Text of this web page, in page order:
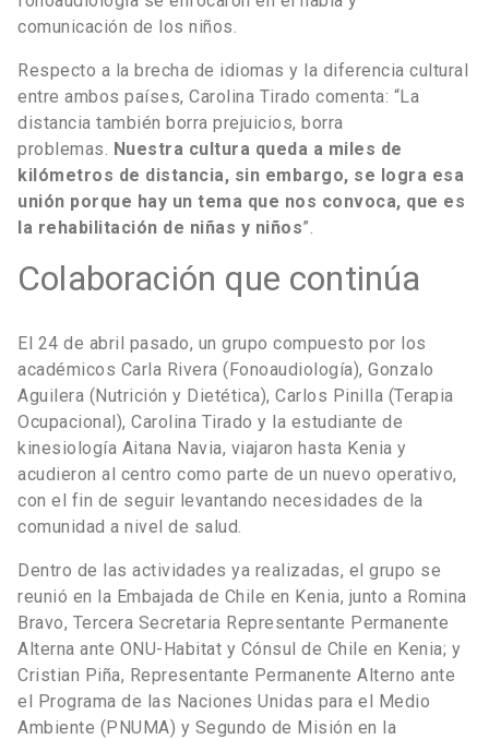
comunicación de los niños.
Respecto a la brecha de idiomas y la diferencia cultural
entre ambos países, Carolina Tirado comenta: “La
distancia también borra prejuicios, borra
problemas. Nuestra cultura queda a miles de
kilómetros de distancia, sin embargo, se logra esa
unión porque hay un tema que nos convoca, que es
la rehabilitación de niñas y niños”.
Colaboración que continúa
El 24 de abril pasado, un grupo compuesto por los
académicos Carla Rivera (Fonoaudiología), Gonzalo
Aguilera (Nutrición y Dietética), Carlos Pinilla (Terapia
Ocupacional), Carolina Tirado y la estudiante de
kinesiología Aitana Navia, viajaron hasta Kenia y
acudieron al centro como parte de un nuevo operativo,
con el fin de seguir levantando necesidades de la
comunidad a nivel de salud.
Dentro de las actividades ya realizadas, el grupo se
reunió en la Embajada de Chile en Kenia, junto a Romina
Bravo, Tercera Secretaria Representante Permanente
Alterna ante ONU-Habitat y Cónsul de Chile en Kenia; y
Cristian Piña, Representante Permanente Alterno ante
el Programa de las Naciones Unidas para el Medio
Ambiente (PNUMA) y Segundo de Misión en la